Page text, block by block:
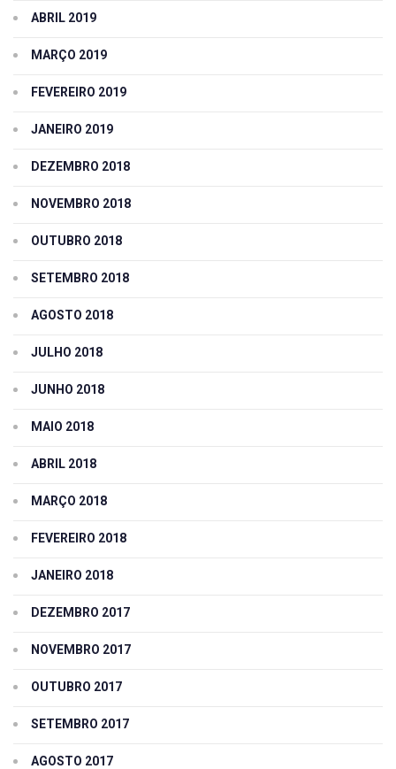
ABRIL 2019
MARÇO 2019
FEVEREIRO 2019
JANEIRO 2019
DEZEMBRO 2018
NOVEMBRO 2018
OUTUBRO 2018
SETEMBRO 2018
AGOSTO 2018
JULHO 2018
JUNHO 2018
MAIO 2018
ABRIL 2018
MARÇO 2018
FEVEREIRO 2018
JANEIRO 2018
DEZEMBRO 2017
NOVEMBRO 2017
OUTUBRO 2017
SETEMBRO 2017
AGOSTO 2017